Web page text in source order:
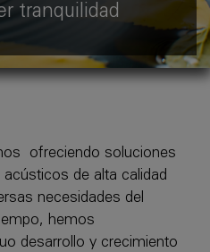
tranquilidad
ofreciendo soluciones
de alta calidad
necesidades del
hemos
desarrollo y crecimiento